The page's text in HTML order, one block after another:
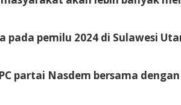
pada pemilu 2024 di Sulawesi
partai Nasdem bersama